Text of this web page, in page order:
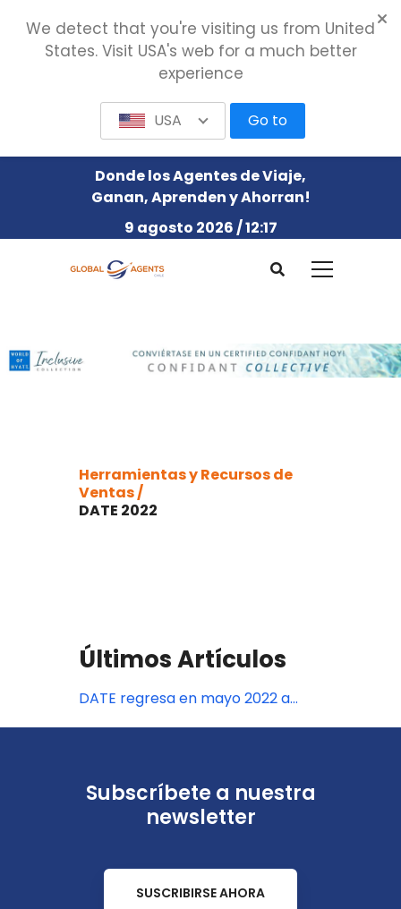
Donde los Agentes de Viaje,
Ganan, Aprenden y Ahorran!
9 agosto 2026 / 12:17
Herramientas y Recursos de
Ventas /
DATE 2022
Últimos Artículos
DATE regresa en mayo 2022 a
Subscríbete a nuestra
newsletter
SUSCRIBIRSE AHORA
We detect that you're visiting us from United
States. Visit USA's web for a much better
experience
USA Go to